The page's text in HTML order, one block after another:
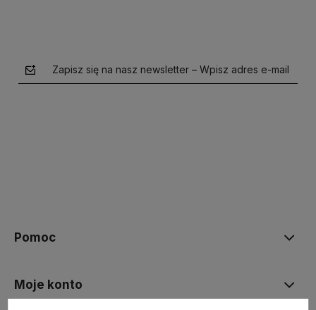
Zapisz się na nasz newsletter – Wpisz adres e-mail
Pomoc
Moje konto